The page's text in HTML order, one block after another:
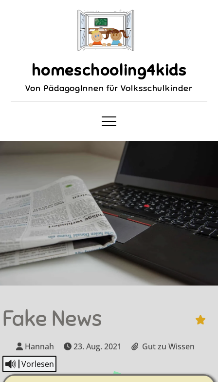
homeschooling4kids
Von PädagogInnen für Volksschulkinder
Fake News
Hannah 23. Aug. 2021
Gut zu Wissen
Vorlesen